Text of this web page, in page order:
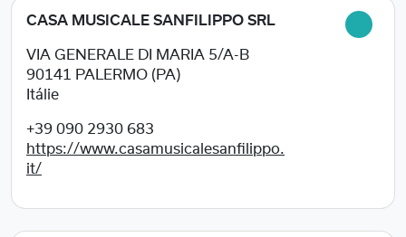
CASA MUSICALE SANFILIPPO SRL
VIA GENERALE DI MARIA 5/A-B
90141
PALERMO (PA)
Itálie
+39 090 2930 683
https://www.casamusicalesanfilippo.
it/